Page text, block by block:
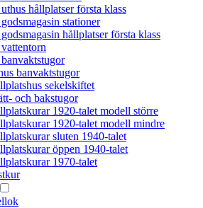
hållplatser första klass
stationer
hållplatser första klass
banvaktstugor
sekelskiftet
och bakstugor
1920-talet modell större
1920-talet modell mindre
sluten 1940-talet
öppen 1940-talet
1970-talet